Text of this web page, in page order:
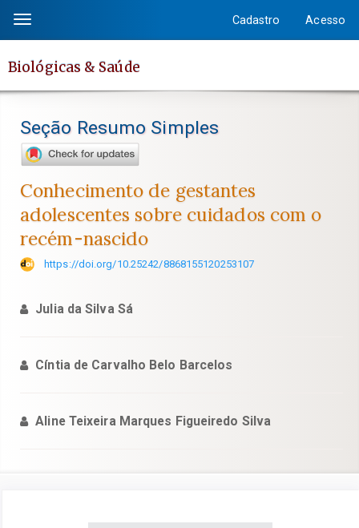
conteúdo
página
Navegação
Conteúdo
principal
Barra
Lateral
Toggle
navigation
Cadastro Acesso
Biológicas & Saúde
Seção Resumo Simples
Conhecimento de gestantes
adolescentes sobre cuidados com o
recém-nascido
https://doi.org/10.25242/8868155120253107
Julia da Silva Sá
Cíntia de Carvalho Belo Barcelos
Aline Teixeira Marques Figueiredo Silva